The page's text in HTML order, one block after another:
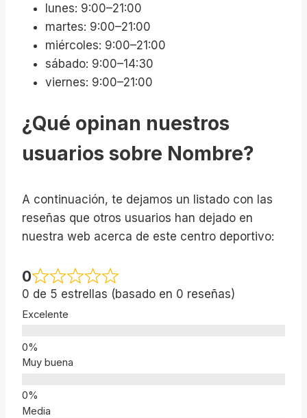
lunes: 9:00–21:00
martes: 9:00–21:00
miércoles: 9:00–21:00
sábado: 9:00–14:30
viernes: 9:00–21:00
¿Qué opinan nuestros
usuarios sobre Nombre?
A continuación, te dejamos un listado con las
reseñas que otros usuarios han dejado en
nuestra web acerca de este centro deportivo:
0
0 de 5 estrellas (basado en 0 reseñas)
Excelente
Muy buena
Media